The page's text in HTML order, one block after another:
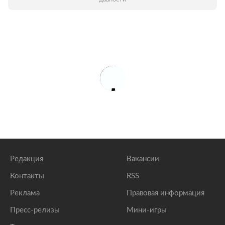
Редакция
Контакты
Реклама
Пресс-релизы
Вакансии
RSS
Правовая информация
Мини-игры